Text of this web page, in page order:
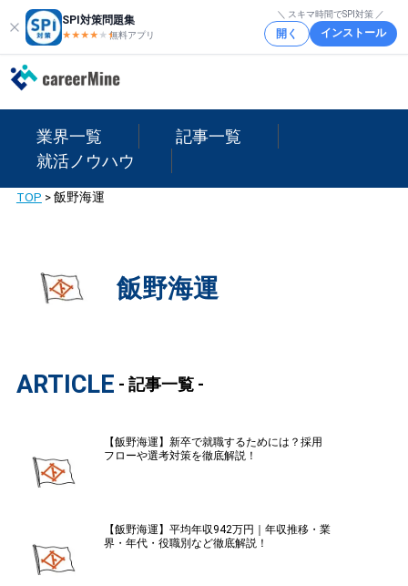
SPI対策問題集
★★★★ ★★
無料アプリ
＼ スキマ時間でSPI対策 ／
開く インストール
業界一覧
記事一覧
就活ノウハウ
TOP >飯野海運
飯野海運
ARTICLE - 記事一覧 -
【飯野海運】新卒で就職するためには？採用
フローや選考対策を徹底解説！
【飯野海運】平均年収942万円｜年収推移・業
界・年代・役職別など徹底解説！